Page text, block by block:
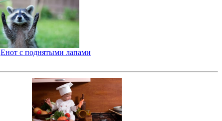
Енот с поднятыми лапами